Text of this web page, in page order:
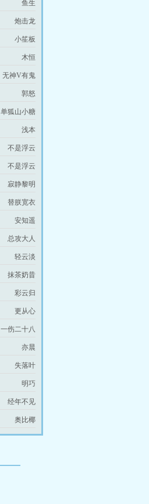
鱼生
炮击龙
小笙板
木恒
无神V有鬼
郭怒
单狐山小糖
浅本
不是浮云
不是浮云
寂静黎明
替朕宽衣
安知遥
总攻大人
轻云淡
抹茶奶昔
彩云归
更从心
一伤二十八
亦晨
失落叶
明巧
经年不见
奥比椰